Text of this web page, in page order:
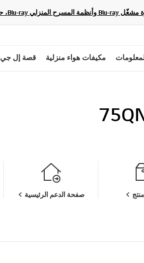
مكيفات هواء منزلية قصة إل جي
صفحة الدعم الرئيسية